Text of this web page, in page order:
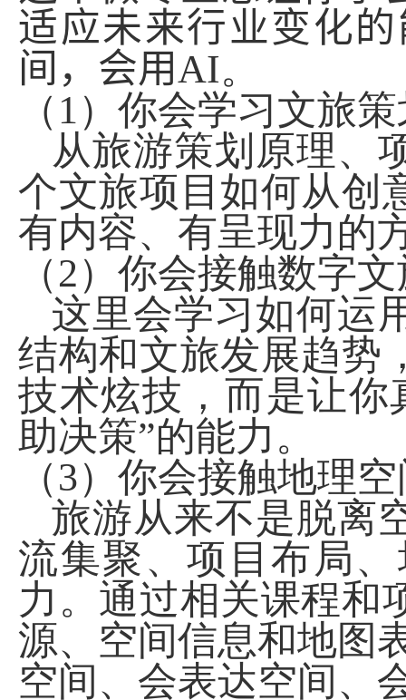
适应未来行业变化
间，会用AI。
（ 1 ）你会学习文旅
从旅游策划原理、
个文旅项目如何从创
有内容、有呈现力的
（2）你会接触数字
这里会学习如何运
结构和文旅发展趋势
技术炫技，而是让你
助决策”的能力。
（3）你会接触地理
旅游从来不是脱离
流集聚、项目布局
力。通过相关课程和
源、空间信息和地图
空间、会表达空间、